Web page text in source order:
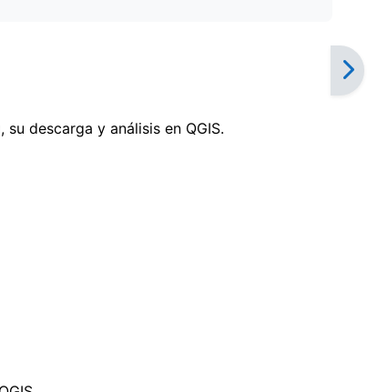
descarga y análisis en QGIS.